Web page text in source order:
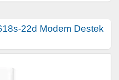
22d Modem Destek